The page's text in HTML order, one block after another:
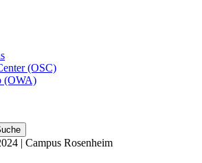
(OSC)
(OWA)
| Campus Rosenheim